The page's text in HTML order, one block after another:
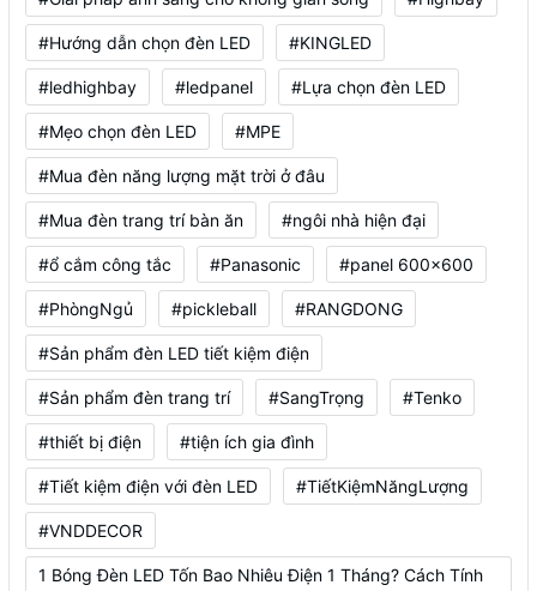
#Hướng dẫn chọn đèn LED #KINGLED
#ledhighbay #ledpanel #Lựa chọn đèn LED
#Mẹo chọn đèn LED #MPE
#Mua đèn năng lượng mặt trời ở đâu
#Mua đèn trang trí bàn ăn #ngôi nhà hiện đại
#ổ cắm công tắc #Panasonic #panel 600x600
#PhòngNgủ #pickleball #RANGDONG
#Sản phẩm đèn LED tiết kiệm điện
#Sản phẩm đèn trang trí #SangTrọng #Tenko
#thiết bị điện #tiện ích gia đình
#Tiết kiệm điện với đèn LED #TiếtKiệmNăngLượng
#VNDDECOR
1 Bóng Đèn LED Tốn Bao Nhiêu Điện 1 Tháng? Cách Tính